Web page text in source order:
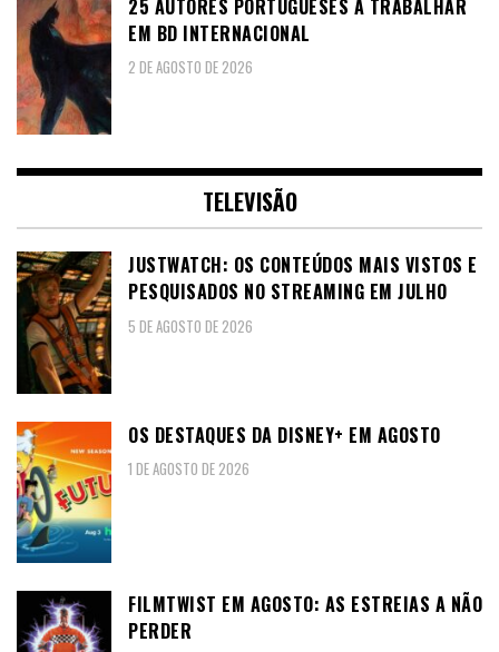
25 AUTORES PORTUGUESES A TRABALHAR
EM BD INTERNACIONAL
2 DE AGOSTO DE 2026
TELEVISÃO
JUSTWATCH: OS CONTEÚDOS MAIS VISTOS E
PESQUISADOS NO STREAMING EM JULHO
5 DE AGOSTO DE 2026
OS DESTAQUES DA DISNEY+ EM AGOSTO
1 DE AGOSTO DE 2026
FILMTWIST EM AGOSTO: AS ESTREIAS A NÃO
PERDER